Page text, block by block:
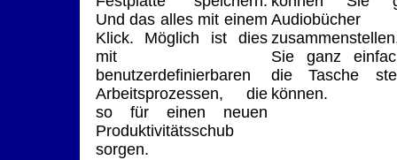
Und das alles mit einem
Klick. Möglich ist dies
mit
benutzerdefinierbaren
Arbeitsprozessen, die
so für einen neuen
Produktivitätsschub
sorgen.
Audiobücher
Sie ganz
die Tasche
können.